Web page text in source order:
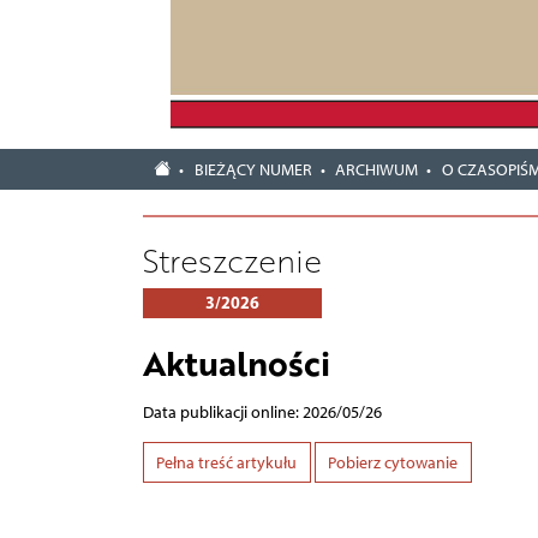
BIEŻĄCY NUMER ARCHIWUM O
Streszczenie
3/2026
Aktualności
Data publikacji online: 2026/05/26
Pełna treść artykułu Pobierz cytowanie